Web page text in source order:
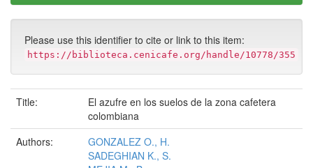
Please use this identifier to cite or link to this item:
https://biblioteca.cenicafe.org/handle/10778/355
Title:
El azufre en los suelos de la zona cafetera
colombiana
Authors:
GONZALEZ O., H.
SADEGHIAN K., S.